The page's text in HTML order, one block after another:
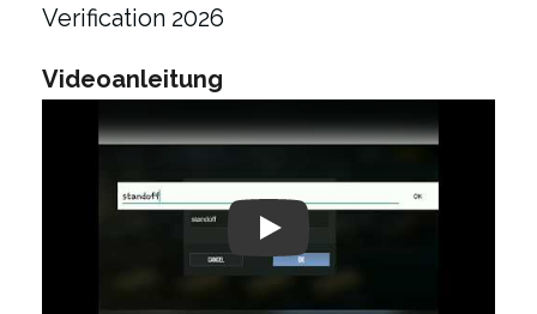
Verification 2026
Videoanleitung
Play: Keynote (Google I/O '18)